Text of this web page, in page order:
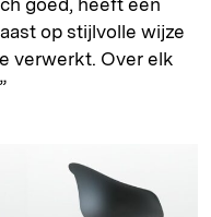
op stijlvolle wijze
verwerkt. Over elk